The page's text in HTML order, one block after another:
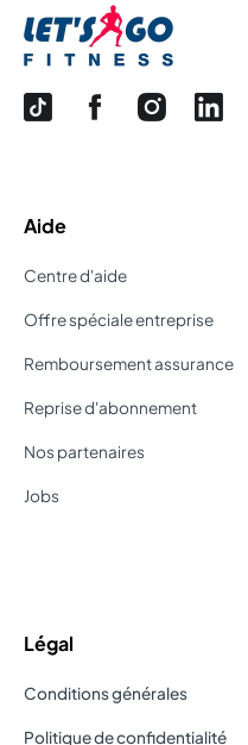
Aide
Centre d'aide
Offre spéciale entreprise
Remboursement assurance
Reprise d'abonnement
Nos partenaires
Jobs
Légal
Conditions générales
Politique de confidentialité